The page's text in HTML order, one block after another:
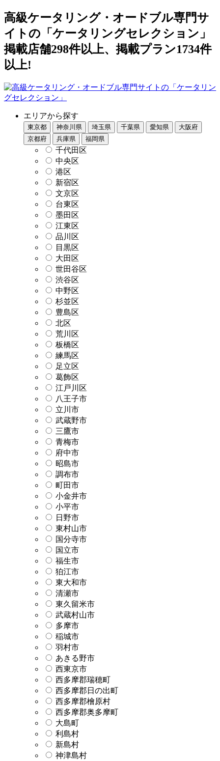
高級ケータリング・オードブル専門サ
イトの「ケータリングセレクション」
掲載店舗298件以上、掲載プラン1734件
以上!
エリアから探す
東京都 神奈川県 埼玉県 千葉県 愛知県
大阪府
京都府
兵庫県 福岡県
千代田区
中央区
港区
新宿区
文京区
台東区
墨田区
江東区
品川区
目黒区
大田区
世田谷区
渋谷区
中野区
杉並区
豊島区
北区
荒川区
板橋区
練馬区
足立区
葛飾区
江戸川区
八王子市
立川市
武蔵野市
三鷹市
青梅市
府中市
昭島市
調布市
町田市
小金井市
小平市
日野市
東村山市
国分寺市
国立市
福生市
狛江市
東大和市
清瀬市
東久留米市
武蔵村山市
多摩市
稲城市
羽村市
あきる野市
西東京市
西多摩郡瑞穂町
西多摩郡日の出町
西多摩郡檜原村
西多摩郡奥多摩町
大島町
利島村
新島村
神津島村